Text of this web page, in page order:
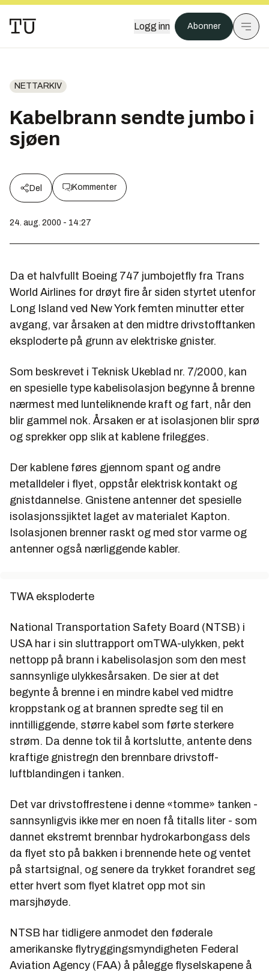
Logg inn Abonner
NETTARKIV
Kabelbrann sendte jumbo i
sjøen
Del Kommenter
24. aug. 2000 - 14:27
Da et halvfullt Boeing 747 jumbojetfly fra Trans
World Airlines for drøyt fire år siden styrtet utenfor
Long Island ved New York femten minutter etter
avgang, var årsaken at den midtre drivstofftanken
eksploderte på grunn av elektriske gnister.
Som beskrevet i Teknisk Ukeblad nr. 7/2000, kan
en spesielle type kabelisolasjon begynne å brenne
nærmest med lunteliknende kraft og fart, når den
blir gammel nok. Årsaken er at isolasjonen blir sprø
og sprekker opp slik at kablene frilegges.
Der kablene føres gjennom spant og andre
metalldeler i flyet, oppstår elektrisk kontakt og
gnistdannelse. Gnistene antenner det spesielle
isolasjonssjiktet laget av materialet Kapton.
Isolasjonen brenner raskt og med stor varme og
antenner også nærliggende kabler.
TWA eksploderte
National Transportation Safety Board (NTSB) i
USA har i sin sluttrapport omTWA-ulykken, pekt
nettopp på brann i kabelisolasjon som den mest
sannsynlige ulykkesårsaken. De sier at det
begynte å brenne i en mindre kabel ved midtre
kroppstank og at brannen spredte seg til en
inntilliggende, større kabel som førte sterkere
strøm. Da denne tok til å kortslutte, antente dens
kraftige gnistregn den brennbare drivstoff-
luftblandingen i tanken.
Det var drivstoffrestene i denne «tomme» tanken -
sannsynligvis ikke mer en noen få titalls liter - som
dannet ekstremt brennbar hydrokarbongass dels
da flyet sto på bakken i brennende hete og ventet
på startsignal, og senere da trykket forandret seg
etter hvert som flyet klatret opp mot sin
marsjhøyde.
NTSB har tidligere anmodet den føderale
amerikanske flytryggingsmyndigheten Federal
Aviation Agency (FAA) å pålegge flyselskapene å